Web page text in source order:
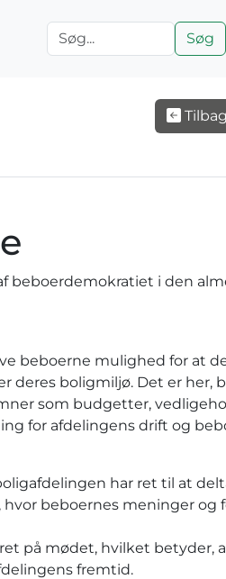
Søg
beboerdemokratiet i den
beboerne mulighed for at
deres boligmiljø. Det er her,
som budgetter,
for afdelingens drift og
har ret til at
beboernes meninger og
på mødet, hvilket betyder,
fremtid.